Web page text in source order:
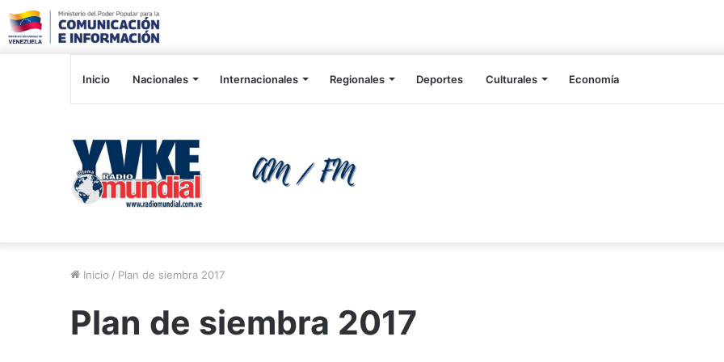
Inicio Nacionales Internacionales Regionales Deportes Culturales Economía
Inicio / Plan de siembra 2017
Plan de siembra 2017